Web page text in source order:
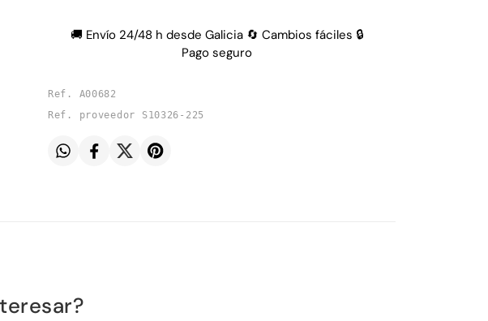
🚚 Envío 24/48 h desde Galicia 🔄 Cambios fáciles 🔒
Pago seguro
Ref. A00682
Ref. proveedor S10326-225